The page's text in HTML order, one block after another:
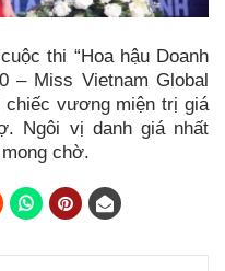
thi “Hoa hậu Doanh
– Miss Vietnam Global
chiếc vương miện trị giá
Ngôi vị danh giá nhất
chờ.